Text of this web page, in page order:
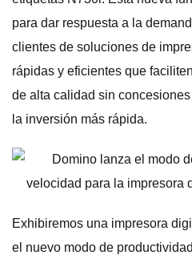
para dar respuesta a la
clientes de soluciones de
rápidas y eficientes que
de alta calidad sin
la inversión más rápida.
Exhibiremos una impresora
el nuevo modo de